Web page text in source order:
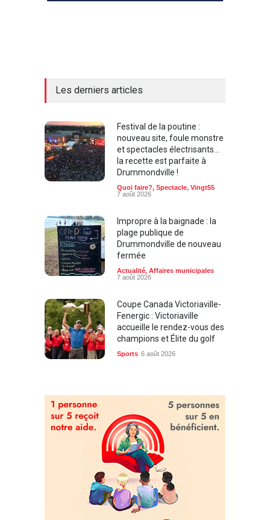
Les derniers articles
Festival de la poutine :
nouveau site, foule monstre
et spectacles électrisants…
la recette est parfaite à
Drummondville !
Quoi faire?, Spectacle, Vingt55
7 août 2026
Impropre à la baignade : la
plage publique de
Drummondville de nouveau
fermée
Actualité, Affaires municipales
7 août 2026
Coupe Canada Victoriaville-
Fenergic : Victoriaville
accueille le rendez-vous des
champions et Élite du golf
Sports 6 août 2026